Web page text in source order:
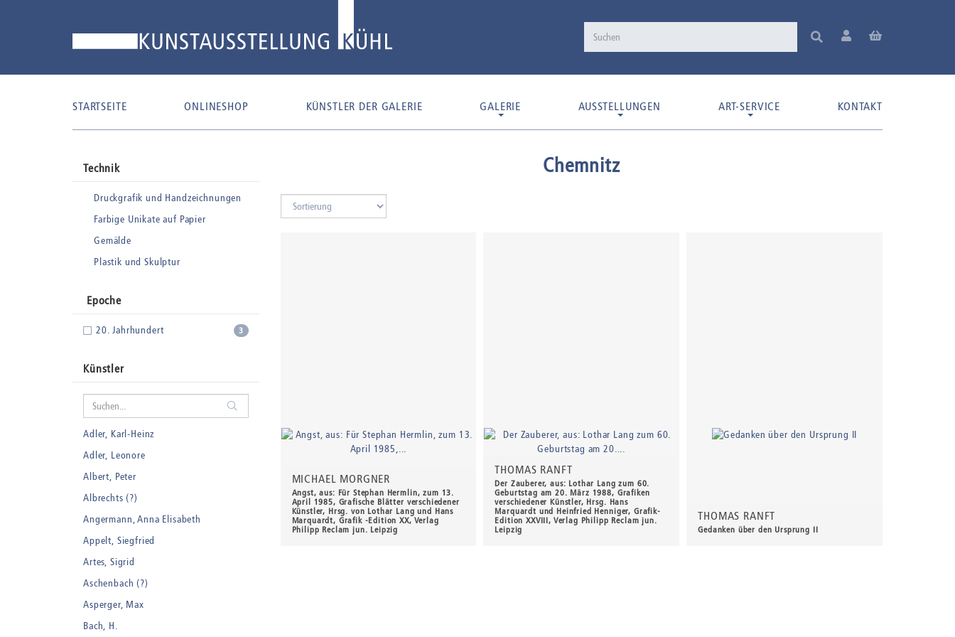
STARTSEITE ONLINESHOP KÜNSTLER DER GALERIE GALERIE AUSSTELLUNGEN ART-SERVICE KONTAKT
Chemnitz
MICHAEL MORGNER
Angst, aus: Für Stephan Hermlin, zum 13.
April 1985, Grafische Blätter verschiedener
Künstler, Hrsg. von Lothar Lang und Hans
Marquardt, Grafik -Edition XX, Verlag
Philipp Reclam jun. Leipzig
THOMAS RANFT
Der Zauberer, aus: Lothar Lang zum 60.
Geburtstag am 20. März 1988, Grafiken
verschiedener Künstler, Hrsg. Hans
Marquardt und Heinfried Henniger, Grafik-
Edition XXVIII, Verlag Philipp Reclam jun.
Leipzig
THOMAS RANFT
Gedanken über den Ursprung II
Technik
Druckgrafik und Handzeichnungen
Farbige Unikate auf Papier
Gemälde
Plastik und Skulptur
Epoche
3
20. Jahrhundert
Künstler
Adler, Karl-Heinz
Adler, Leonore
Albert, Peter
Albrechts (?)
Angermann, Anna Elisabeth
Appelt, Siegfried
Artes, Sigrid
Aschenbach (?)
Asperger, Max
Bach, H.